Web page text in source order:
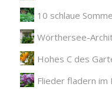
10 schlaue
Wörthersee-
Hohes C des
Flieder fladern im